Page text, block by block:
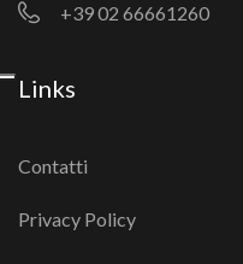
+39 02 66661260
Links
Contatti
Privacy Policy